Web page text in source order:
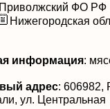
Приволжский ФО РФ
Нижегородская
информация:
адрес: 606982,
ул. Центральная